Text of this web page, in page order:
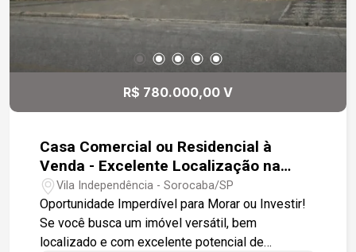
R$ 780.000,00 V
Casa Comercial ou Residencial à
Venda - Excelente Localização na
Zona Leste, próximo ao Colégio
Salesiano.
Vila Independência - Sorocaba/SP
Oportunidade Imperdível para Morar ou Investir!
Se você busca um imóvel versátil, bem
localizado e com excelente potencial de